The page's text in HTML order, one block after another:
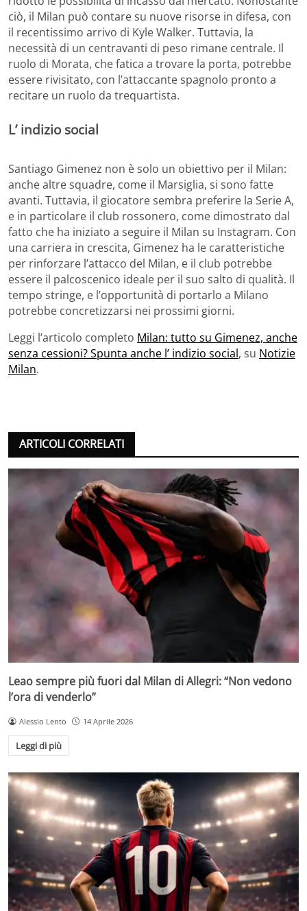
ciò, il Milan può contare su nuove risorse in difesa, con
il recentissimo arrivo di Kyle Walker. Tuttavia, la
necessità di un centravanti di peso rimane centrale. Il
ruolo di Morata, che fatica a trovare la porta, potrebbe
essere rivisitato, con l’attaccante spagnolo pronto a
recitare un ruolo da trequartista.
L’ indizio social
Santiago Gimenez non è solo un obiettivo per il Milan:
anche altre squadre, come il Marsiglia, si sono fatte
avanti. Tuttavia, il giocatore sembra preferire la Serie A,
e in particolare il club rossonero, come dimostrato dal
fatto che ha iniziato a seguire il Milan su Instagram. Con
una carriera in crescita, Gimenez ha le caratteristiche
per rinforzare l’attacco del Milan, e il club potrebbe
essere il palcoscenico ideale per il suo salto di qualità. Il
tempo stringe, e l’opportunità di portarlo a Milano
potrebbe concretizzarsi nei prossimi giorni.
Leggi l’articolo completo Milan: tutto su Gimenez, anche
senza cessioni? Spunta anche l’ indizio social, su Notizie
Milan.
ARTICOLI CORRELATI
Leao sempre più fuori dal Milan di Allegri: “Non vedono
l’ora di venderlo”
Alessio Lento 14 Aprile 2026
Leggi di più